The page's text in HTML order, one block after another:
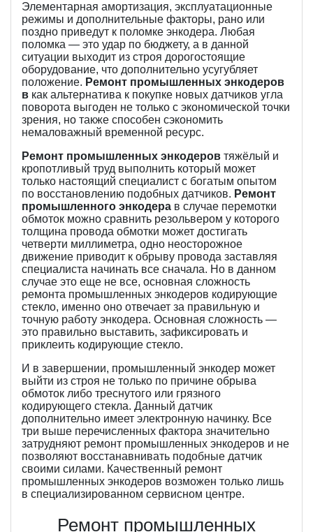
Элементарная амортизация, эксплуатационные
режимы и дополнительные факторы, рано или
поздно приведут к поломке энкодера. Любая
поломка — это удар по бюджету, а в данной
ситуации выходит из строя дорогостоящие
оборудование, что дополнительно усугубляет
положение. Ремонт промышленных энкодеров
в как альтернатива к покупке новых датчиков угла
поворота выгоден не только с экономической точки
зрения, но также способен сэкономить
немаловажный временной ресурс.
Ремонт промышленных энкодеров тяжёлый и
кропотливый труд выполнить который может
только настоящий специалист с богатым опытом
по восстановлению подобных датчиков. Ремонт
промышленного энкодера в случае перемотки
обмоток можно сравнить резольвером у которого
толщина провода обмотки может достигать
четверти миллиметра, одно неосторожное
движение приводит к обрыву провода заставляя
специалиста начинать все сначала. Но в данном
случае это еще не все, основная сложность
ремонта промышленных энкодеров кодирующие
стекло, именно оно отвечает за правильную и
точную работу энкодера. Основная сложность —
это правильно выставить, зафиксировать и
приклеить кодирующие стекло.
И в завершении, промышленный энкодер может
выйти из строя не только по причине обрыва
обмоток либо треснутого или грязного
кодирующего стекла. Данный датчик
дополнительно имеет электронную начинку. Все
три выше перечисленных фактора значительно
затрудняют ремонт промышленных энкодеров и не
позволяют восстанавнивать подобные датчик
своими силами. Качественный ремонт
промышленных энкодеров возможен только лишь
в специализированном сервисном центре.
Ремонт промышленных